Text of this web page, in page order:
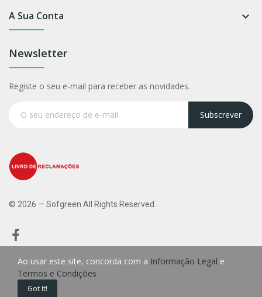
A Sua Conta 
Newsletter
Registe o seu e-mail para receber as novidades.
Subscrever
© 2026 — Sofgreen All Rights Reserved.
Ao usar este site, concorda com a Informação Legal e
Termos e Condições
Got It!